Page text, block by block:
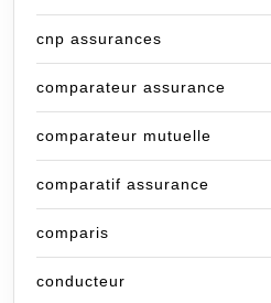
cnp assurances
comparateur assurance
comparateur mutuelle
comparatif assurance
comparis
conducteur